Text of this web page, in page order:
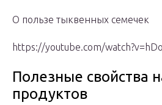
О пользе тыквенных семечек
https://youtube.com/
Полезные свойства
продуктов